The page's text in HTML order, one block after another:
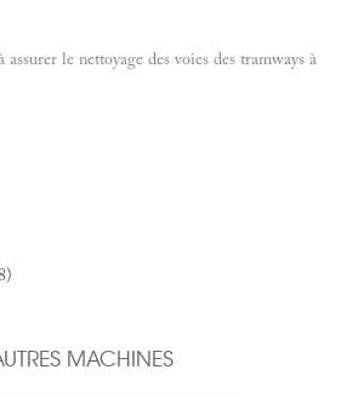
le nettoyage des voies des tramways à
MACHINES